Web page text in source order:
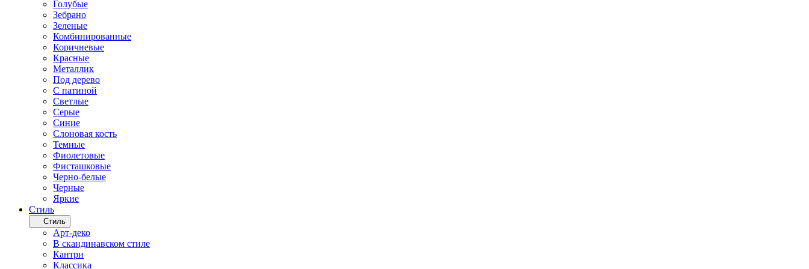
Голубые
Зебрано
Зеленые
Комбинированные
Коричневые
Красные
Металлик
Под дерево
С патиной
Светлые
Серые
Синие
Слоновая кость
Темные
Фиолетовые
Фисташковые
Черно-белые
Черные
Яркие
Стиль
Стиль
Арт-деко
В скандинавском стиле
Кантри
Классика